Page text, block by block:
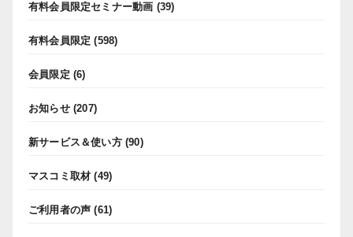
有料会員限定セミナー動画 (39)
有料会員限定 (598)
会員限定 (6)
お知らせ(207)
新サービス＆使い方(90)
マスコミ取材 (49)
ご利用者の声 (61)